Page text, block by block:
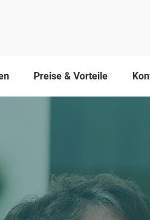
Preise & Vorteile